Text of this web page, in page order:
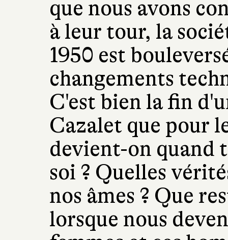
que nous avons
à leur tour, la
1950 est
changements
C'est bien la fin
Cazalet que pour
devient-on quand
soi ? Quelles
nos âmes ? Que
lorsque nous